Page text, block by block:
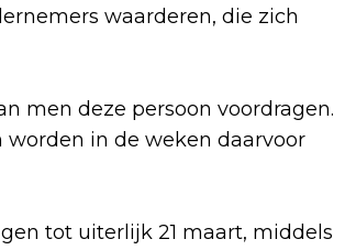
waarderen, die zich
men deze persoon voordragen.
worden in de weken daarvoor
tot uiterlijk 21 maart, middels